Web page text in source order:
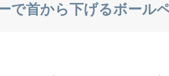
で首から下げるボール